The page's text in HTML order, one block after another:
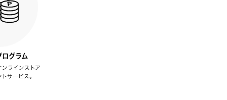
ログラム
ラインストア
サービス。